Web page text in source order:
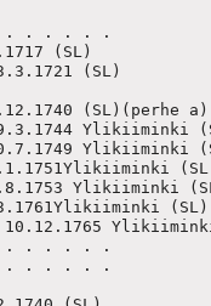
. . . . .
(SL)
(SL)
(SL)(perhe a)
9.3.1744 Ylikiiminki
Ylikiiminki
Ylikiiminki
(SL)
10.12.1765
. . . . .
. . . . .